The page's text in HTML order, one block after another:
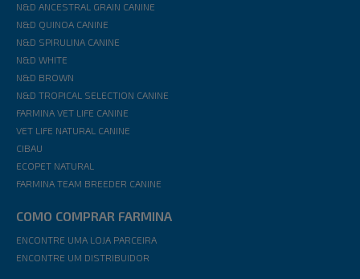
N&D ANCESTRAL GRAIN CANINE
N&D QUINOA CANINE
N&D SPIRULINA CANINE
N&D WHITE
N&D BROWN
N&D TROPICAL SELECTION CANINE
FARMINA VET LIFE CANINE
VET LIFE NATURAL CANINE
CIBAU
ECOPET NATURAL
FARMINA TEAM BREEDER CANINE
COMO COMPRAR FARMINA
ENCONTRE UMA LOJA PARCEIRA
ENCONTRE UM DISTRIBUIDOR